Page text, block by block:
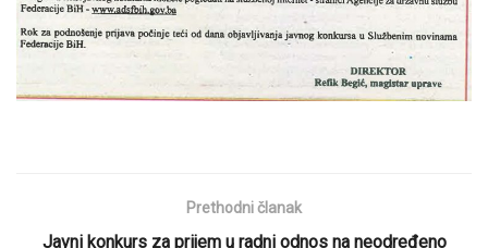
Prethodni članak
Javni konkurs za prijem u radni odnos na neodređeno